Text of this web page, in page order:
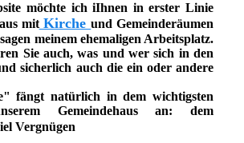
möchte ich iIhnen in erster Linie
mitKircheund Gemeinderäumen
meinem ehemaligen Arbeitsplatz.
Sie auch, was und wer sich in den
sicherlich auch die ein oder andere
fängt natürlich in dem wichtigsten
Gemeindehaus an: dem
Vergnügen